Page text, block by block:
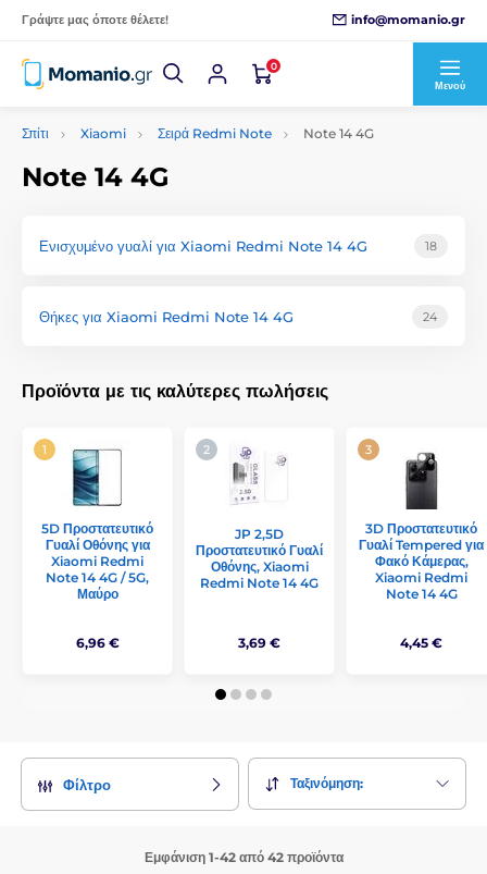
Γράψτε μας όποτε θέλετε! info@momanio.gr
0
Μενού
Σπίτι Xiaomi Σειρά Redmi Note Note 14 4G
Note 14 4G
Ενισχυμένο γυαλί για Xiaomi Redmi Note 14 4G 18
Θήκες για Xiaomi Redmi Note 14 4G 24
Προϊόντα με τις καλύτερες πωλήσεις
5D Προστατευτικό
Γυαλί Οθόνης για
Xiaomi Redmi
Note 14 4G / 5G,
Μαύρο
6,96 €
JP 2,5D
Προστατευτικό Γυαλί
Οθόνης, Xiaomi
Redmi Note 14 4G
3,69 €
3D Προστατευτικό
Γυαλί Tempered για
Φακό Κάμερας,
Xiaomi Redmi
Note 14 4G
4,45 €
Φίλτρο Ταξινόμηση:
Εμφάνιση 1-42 από 42 προϊόντα